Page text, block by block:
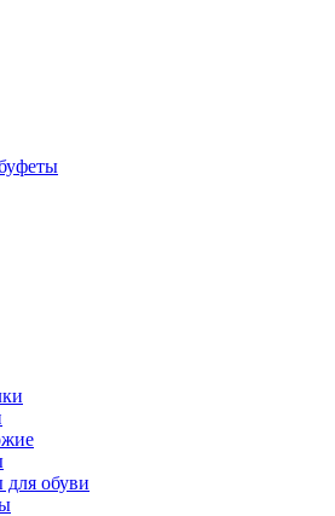
обуви